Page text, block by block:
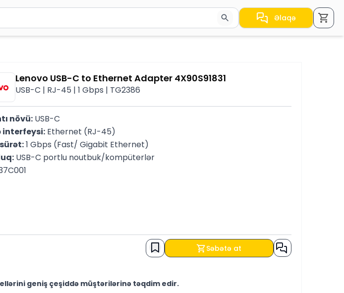
Enter düyməsini basın və ya nəticələr arasında keçid etmək üçün ox
Əlaqə
Lenovo USB-C to Ethernet Adapter 4X90S91831
USB-C | RJ-45 | 1 Gbps | TG2386
növü: USB-C
interfeysi: Ethernet (RJ-45)
1 Gbps (Fast/ Gigabit Ethernet)
USB-C portlu noutbuk/kompüterlər
Səbətə at
geniş çeşiddə müştərilərinə təqdim edir.